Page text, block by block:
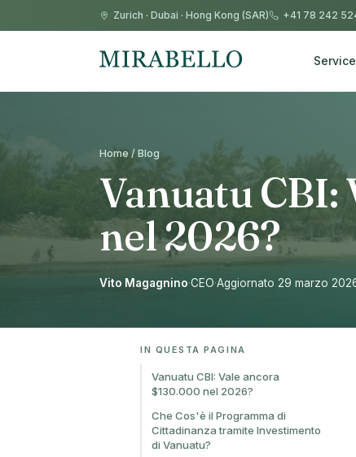
Zurich · Dubai · Hong Kong (SAR) +41 78 242
Home / Blog
Vanuatu CBI:
nel 2026?
Vito Magagnino·CEO·Aggiornato 29 marzo
IN QUESTA PAGINA
Vanuatu CBI: Vale ancora
$130.000 nel 2026?
Che Cos'è il Programma di
Cittadinanza tramite Investimento
di Vanuatu?